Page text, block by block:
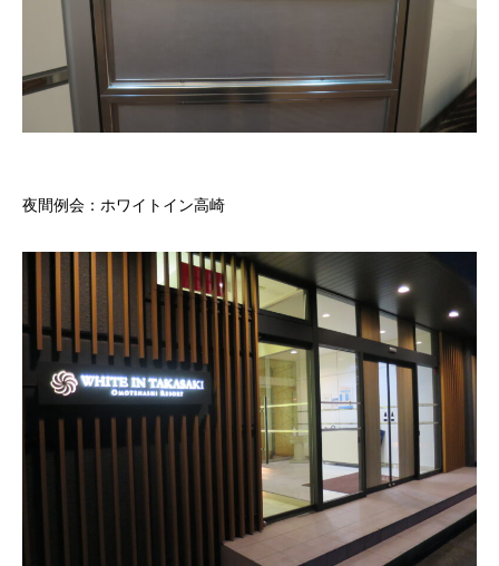
夜間例会：ホワイトイン高崎